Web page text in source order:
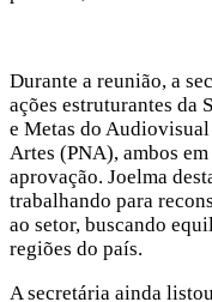
Durante a reunião, a
ações estruturantes da
e Metas do
Artes (PNA), ambos
aprovação. Joelma
trabalhando para
ao setor, buscando
regiões do país.
A secretária ainda